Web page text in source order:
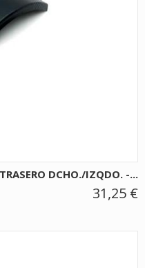
DCHO./IZQDO. -...
31,25 €